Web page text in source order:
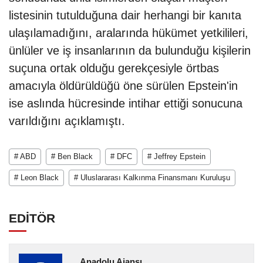
listesinin tutulduğuna dair herhangi bir kanıta
ulaşılamadığını, aralarında hükümet yetkilileri,
ünlüler ve iş insanlarının da bulunduğu kişilerin
suçuna ortak olduğu gerekçesiyle örtbas
amacıyla öldürüldüğü öne sürülen Epstein'in
ise aslında hücresinde intihar ettiği sonucuna
varıldığını açıklamıştı.
# ABD # Ben Black # DFC # Jeffrey Epstein
# Leon Black # Uluslararası Kalkınma Finansmanı Kuruluşu
EDİTÖR